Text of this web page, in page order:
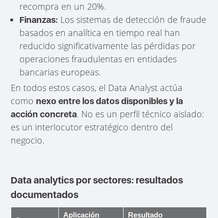
recompra en un 20%.
Finanzas: Los sistemas de detección de fraude
basados en analítica en tiempo real han
reducido significativamente las pérdidas por
operaciones fraudulentas en entidades
bancarias europeas.
En todos estos casos, el Data Analyst actúa
comonexo entre los datos disponibles y la
acción concreta. No es un perfil técnico aislado:
es un interlocutor estratégico dentro del
negocio.
Data analytics por sectores: resultados
documentados
Aplicación
Resultado